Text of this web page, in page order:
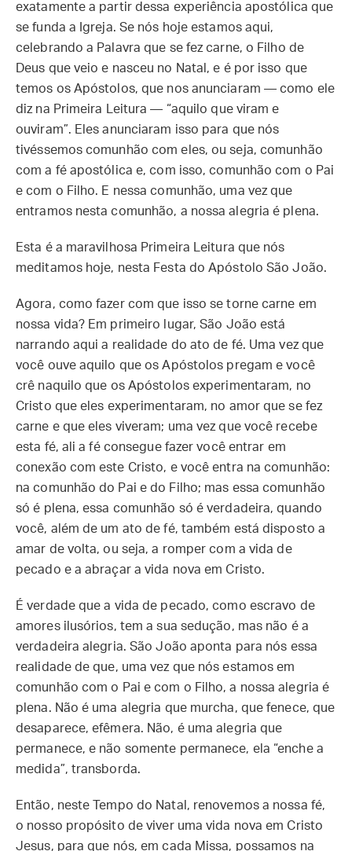
exatamente a partir dessa experiência apostólica que
se funda a Igreja. Se nós hoje estamos aqui,
celebrando a Palavra que se fez carne, o Filho de
Deus que veio e nasceu no Natal, e é por isso que
temos os Apóstolos, que nos anunciaram — como ele
diz na Primeira Leitura — “aquilo que viram e
ouviram”. Eles anunciaram isso para que nós
tivéssemos comunhão com eles, ou seja, comunhão
com a fé apostólica e, com isso, comunhão com o Pai
e com o Filho. E nessa comunhão, uma vez que
entramos nesta comunhão, a nossa alegria é plena.
Esta é a maravilhosa Primeira Leitura que nós
meditamos hoje, nesta Festa do Apóstolo São João.
Agora, como fazer com que isso se torne carne em
nossa vida? Em primeiro lugar, São João está
narrando aqui a realidade do ato de fé. Uma vez que
você ouve aquilo que os Apóstolos pregam e você
crê naquilo que os Apóstolos experimentaram, no
Cristo que eles experimentaram, no amor que se fez
carne e que eles viveram; uma vez que você recebe
esta fé, ali a fé consegue fazer você entrar em
conexão com este Cristo, e você entra na comunhão:
na comunhão do Pai e do Filho; mas essa comunhão
só é plena, essa comunhão só é verdadeira, quando
você, além de um ato de fé, também está disposto a
amar de volta, ou seja, a romper com a vida de
pecado e a abraçar a vida nova em Cristo.
É verdade que a vida de pecado, como escravo de
amores ilusórios, tem a sua sedução, mas não é a
verdadeira alegria. São João aponta para nós essa
realidade de que, uma vez que nós estamos em
comunhão com o Pai e com o Filho, a nossa alegria é
plena. Não é uma alegria que murcha, que fenece, que
desaparece, efêmera. Não, é uma alegria que
permanece, e não somente permanece, ela “enche a
medida”, transborda.
Então, neste Tempo do Natal, renovemos a nossa fé,
o nosso propósito de viver uma vida nova em Cristo
Jesus, para que nós, em cada Missa, possamos na